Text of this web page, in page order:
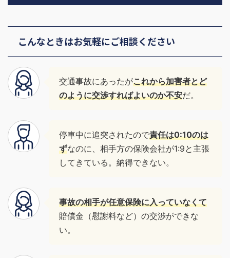
こんなときはお気軽にご相談ください
交通事故にあったがこれから加害者とど
のように交渉すればよいのか不安だ。
停車中に追突されたので責任は0:10のは
ずなのに、相手方の保険会社が1:9と主張
してきている。納得できない。
事故の相手が任意保険に入っていなくて
賠償金（慰謝料など）の交渉ができな
い。